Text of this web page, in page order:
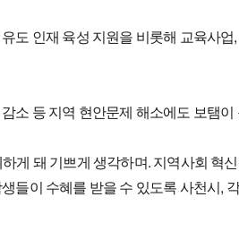
도 인재 육성 지원을 비롯해 교육사
소 등 지역 현안문제 해소에도 보탬
게 돼 기쁘게 생각하며. 지역사회 혁
들이 수혜를 받을 수 있도록 사천시,